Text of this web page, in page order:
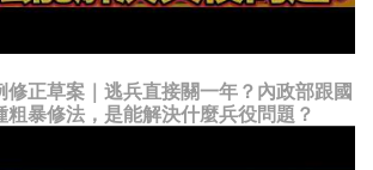
修正草案｜逃兵直接關一年？內政部跟國
粗暴修法，是能解決什麼兵役問題？